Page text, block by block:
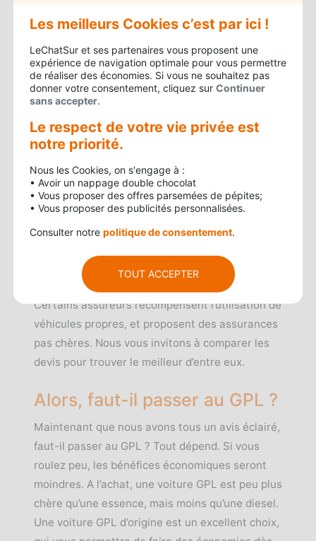
modification doit être signalée à l’administration.
Celle pour le GPL étant légale, il n’y a aucun
problème pour assurer une voiture GPL. Mieux
que ça, il n’est pas nécessaire de souscrire une
assurance spécifique. Il s’agit d’un contrat
d’assurance auto classique. Comme toujours, le
choix se fait entre les formules Tiers simple,
Tiers Plus et Tous-risques. L’intérêt économique
d’une voiture GPL se réalise à moyen/long
terme, tout dépend du nombre de kilomètres
de son intérêt. Donc si vous circulez au GPL,
l’assurance au kilomètre ne sera pas
avantageuse.
Certains assureurs récompensent l’utilisation de
véhicules propres, et proposent des assurances
pas chères. Nous vous invitons à comparer les
devis pour trouver le meilleur d’entre eux.
Alors, faut-il passer au GPL ?
Maintenant que nous avons tous un avis éclairé,
faut-il passer au GPL ? Tout dépend. Si vous
roulez peu, les bénéfices économiques seront
moindres. A l’achat, une voiture GPL est peu plus
chère qu’une essence, mais moins qu’une diesel.
Une voiture GPL d’origine est un excellent choix,
Les meilleurs Cookies c’est par ici !
LeChatSur et ses partenaires vous proposent une
expérience de navigation optimale pour vous permettre
de réaliser des économies. Si vous ne souhaitez pas
donner votre consentement, cliquez sur Continuer
sans accepter.
Le respect de votre vie privée est
notre priorité.
Nous les Cookies, on s'engage à :
• Avoir un nappage double chocolat
• Vous proposer des offres parsemées de pépites;
• Vous proposer des publicités personnalisées.
Consulter notre politique de consentement.
TOUT ACCEPTER